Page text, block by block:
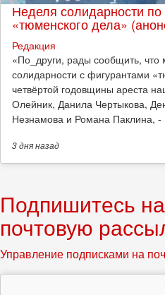
Неделя солидарности
«тюменского дела»
Редакция
​«По_други, рады сообщить,
солидарности с фигурантами
четвёртой годовщины ареста
Олейник, Данила Чертыкова,
Незнамова и Романа Паклина, -
3 дняназад
Подпишитесь
почтовую
Управление подписками на